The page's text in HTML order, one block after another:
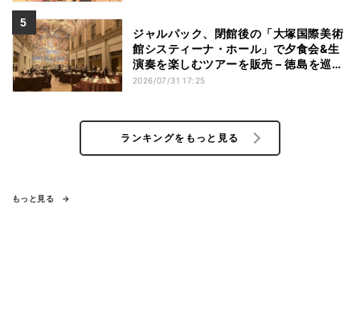
ジャルパック、閉館後の「大塚国際美術
館システィーナ・ホール」で夕食会&生
演奏を楽しむツアーを販売 – 徳島を巡る
5つのコース
2026/07/31 17:25
ランキングをもっと見る
もっと見る